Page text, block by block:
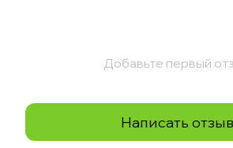
Добавьте первый
Написать отзыв